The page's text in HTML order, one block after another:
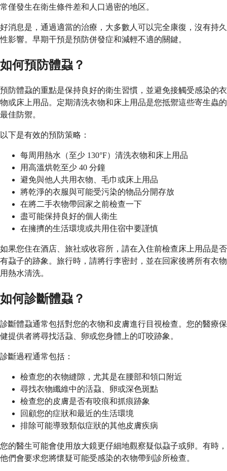
常僅發生在衛生條件差和人口過密的地区。
好消息是，通過適當的治療，大多數人可以完全康復，沒有持久
性影響。早期干預是預防併發症和減輕不適的關鍵。
如何預防體蝨？
預防體蝨的重點是保持良好的衛生習慣，並避免接觸受感染的衣
物或床上用品。定期清洗衣物和床上用品是您抵禦這些寄生蟲的
最佳防禦。
以下是有效的預防策略：
每周用熱水（至少 130°F）清洗衣物和床上用品
用高溫烘乾至少 40 分鐘
避免與他人共用衣物、毛巾或床上用品
將乾淨的衣服與可能受污染的物品分開存放
在將二手衣物帶回家之前檢查一下
盡可能保持良好的個人衛生
在擁擠的生活環境或共用住宿中要謹慎
如果您住在酒店、旅社或收容所，請在入住前檢查床上用品是否
有蝨子的跡象。旅行時，請將行李密封，並在回家後將所有衣物
用熱水清洗。
如何診斷體蝨？
診斷體蝨通常包括對您的衣物和皮膚進行目視檢查。您的醫療保
健提供者將尋找活蝨、卵或您身體上的叮咬跡象。
診斷過程通常包括：
檢查您的衣物縫隙，尤其是在腰部和領口附近
尋找衣物纖維中的活蝨、卵或深色斑點
檢查您的皮膚是否有咬痕和抓痕跡象
回顧您的症狀和最近的生活環境
排除可能導致類似症狀的其他皮膚疾病
您的醫生可能會使用放大鏡更仔細地觀察疑似蝨子或卵。有時，
他們會要求您將懷疑可能受感染的衣物帶到診所檢查。